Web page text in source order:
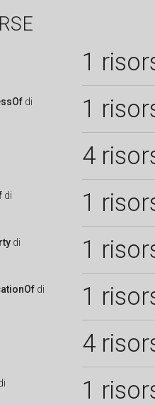
1
di 1
4
di 1
di 1
di 1
4
1